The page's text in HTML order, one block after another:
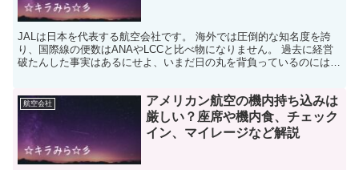
JALは日本を代表する航空会社です。 海外では圧倒的な知名度を誇
り、国際線の便数はANAやLCCと比べ物になりません。 過去に経営
破たんした事実はあるにせよ、いまだ日の丸を背負っているのには違
航空会社
アメリカン航空の機内持ち込みは
厳しい？座席や機内食、チェック
イン、マイレージなど解説